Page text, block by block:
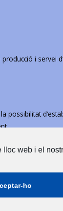
i servei
possibilitat
lloc web i el
ho